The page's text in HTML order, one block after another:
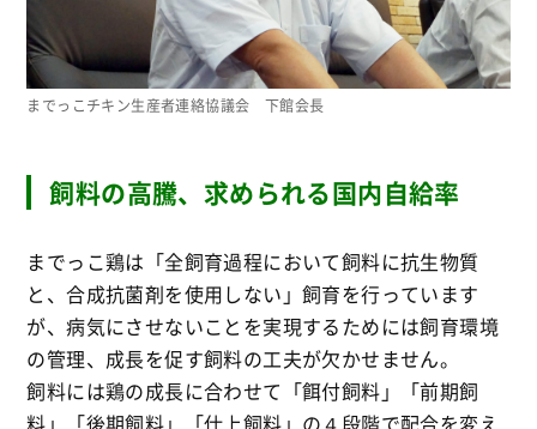
までっこチキン生産者連絡協議会 下館会長
飼料の高騰、求められる国内自給率
までっこ鶏は「全飼育過程において飼料に抗生物質
と、合成抗菌剤を使用しない」飼育を行っています
が、病気にさせないことを実現するためには飼育環境
の管理、成長を促す飼料の工夫が欠かせません。
飼料には鶏の成長に合わせて「餌付飼料」「前期飼
料」「後期飼料」「仕上飼料」の４段階で配合を変え